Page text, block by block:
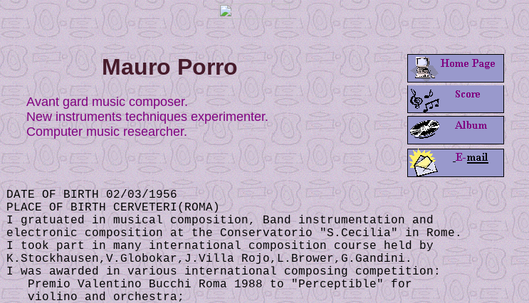
Mauro Porro
Avant gard music composer.
New instruments techniques experimenter.
Computer music researcher.
DATE OF BIRTH 02/03/1956
PLACE OF BIRTH CERVETERI(ROMA)
I gratuated in musical composition, Band instrumentation and
electronic composition at the Conservatorio "S.Cecilia" in Rome.
I took part in many international composition course held by
K.Stockhausen,V.Globokar,J.Villa Rojo,L.Brower,G.Gandini.
I was awarded in various international composing competition:
Premio Valentino Bucchi Roma 1988 to "Perceptible" for
violino and orchestra;